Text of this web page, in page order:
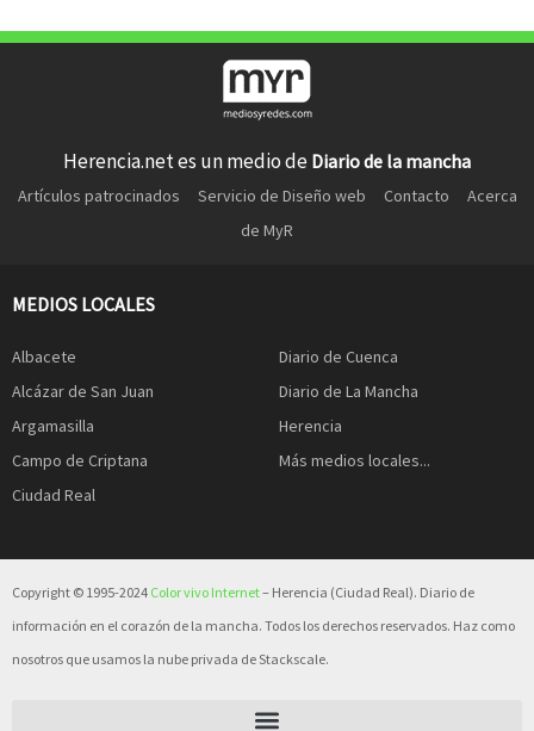
Herencia.net es un medio de Diario de la mancha
Artículos patrocinados Servicio de Diseño web Contacto
Acerca
de MyR
MEDIOS LOCALES
Albacete
Alcázar de San Juan
Argamasilla
Campo de Criptana
Ciudad Real
Diario de Cuenca
Diario de La Mancha
Herencia
Más medios locales...
Copyright © 1995-2024 Color vivo Internet– Herencia (Ciudad Real). Diario de
información en el corazón de la mancha. Todos los derechos reservados. Haz como
nosotros que usamos la nube privada de Stackscale.